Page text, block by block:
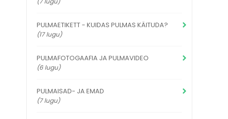
PULMAETIKETT - KUIDAS PULMAS KÄITUDA?
(17 lugu)
PULMAFOTOGAAFIA JA PULMAVIDEO
(6 lugu)
PULMAISAD- JA EMAD
(7 lugu)